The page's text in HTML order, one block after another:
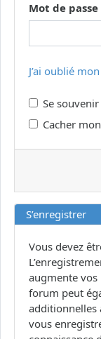
Mot de passe
J’ai oublié
Se
Cacher
S’enregistrer
Vous devez
augmente vos
forum peut
additionnelles
vous